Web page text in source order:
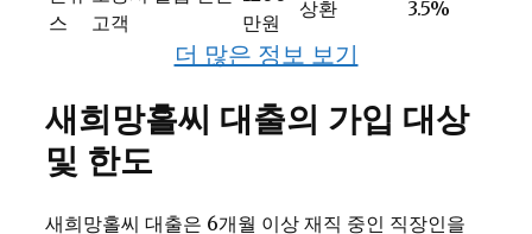
스
고객
만원
상환 3.5%
더 많은 정보 보기
새희망홀씨 대출의 가입 대상
및 한도
새희망홀씨 대출은 6개월 이상 재직 중인 직장인을